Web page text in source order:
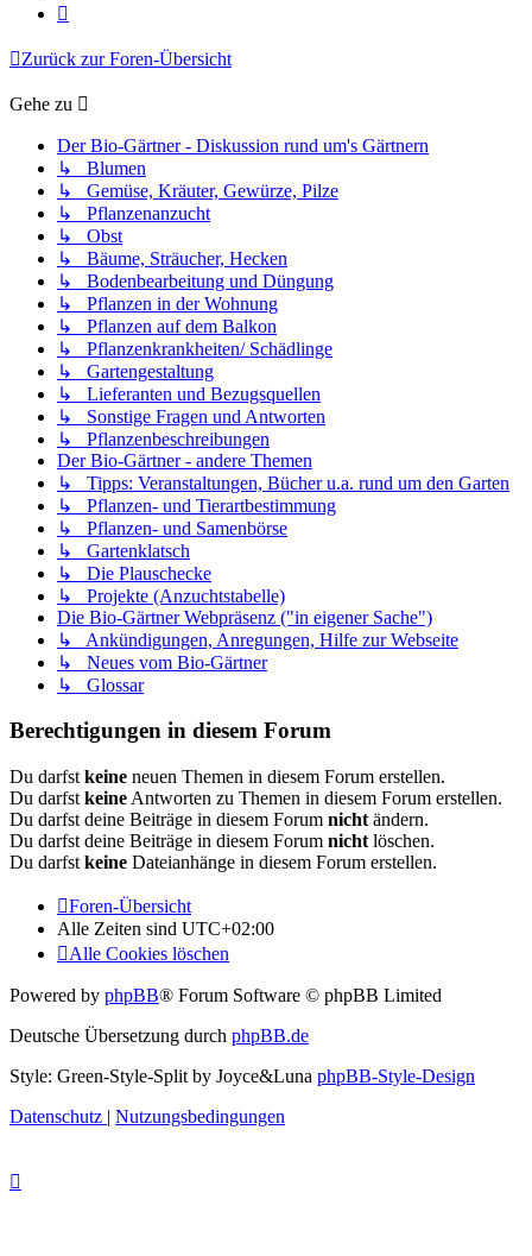
Zurück zur Foren-Übersicht
Gehe zu
Der Bio-Gärtner - Diskussion rund um's Gärtnern
↳ Blumen
↳ Gemüse, Kräuter, Gewürze, Pilze
↳ Pflanzenanzucht
↳ Obst
↳ Bäume, Sträucher, Hecken
↳ Bodenbearbeitung und Düngung
↳ Pflanzen in der Wohnung
↳ Pflanzen auf dem Balkon
↳ Pflanzenkrankheiten/ Schädlinge
↳ Gartengestaltung
↳ Lieferanten und Bezugsquellen
↳ Sonstige Fragen und Antworten
↳ Pflanzenbeschreibungen
Der Bio-Gärtner - andere Themen
↳ Tipps: Veranstaltungen, Bücher u.a. rund um den Garten
↳ Pflanzen- und Tierartbestimmung
↳ Pflanzen- und Samenbörse
↳ Gartenklatsch
↳ Die Plauschecke
↳ Projekte (Anzuchtstabelle)
Die Bio-Gärtner Webpräsenz ("in eigener Sache")
↳ Ankündigungen, Anregungen, Hilfe zur Webseite
↳ Neues vom Bio-Gärtner
↳ Glossar
Berechtigungen in diesem Forum
Du darfst keine neuen Themen in diesem Forum erstellen.
Du darfst keine Antworten zu Themen in diesem Forum erstellen.
Du darfst deine Beiträge in diesem Forum nicht ändern.
Du darfst deine Beiträge in diesem Forum nicht löschen.
Du darfst keine Dateianhänge in diesem Forum erstellen.
Foren-Übersicht
Alle Zeiten sind UTC+02:00
Alle Cookies löschen
Powered by phpBB® Forum Software © phpBB Limited
Deutsche Übersetzung durch phpBB.de
Style: Green-Style-Split by Joyce&Luna phpBB-Style-Design
Datenschutz | Nutzungsbedingungen